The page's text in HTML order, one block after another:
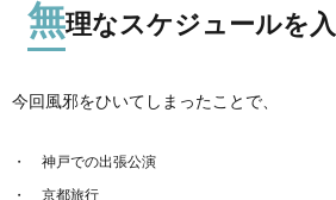
無理なスケジュールを
今回風邪をひいてしまったことで、
神戸での出張公演
京都旅行